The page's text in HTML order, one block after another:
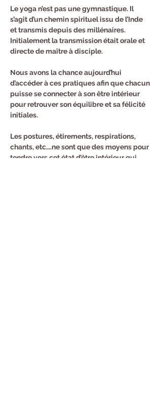
Le yoga n’est pas une gymnastique. Il
s’agit d’un chemin spirituel issu de l’Inde
et transmis depuis des millénaires.
Initialement la transmission était orale et
directe de maître à disciple.
Nous avons la chance aujourd’hui
d’accéder à ces pratiques afin que chacun
puisse se connecter à son être intérieur
pour retrouver son équilibre et sa félicité
initiales.
Les postures, étirements, respirations,
chants, etc….ne sont que des moyens pour
tendre vers cet état d’être intérieur qui